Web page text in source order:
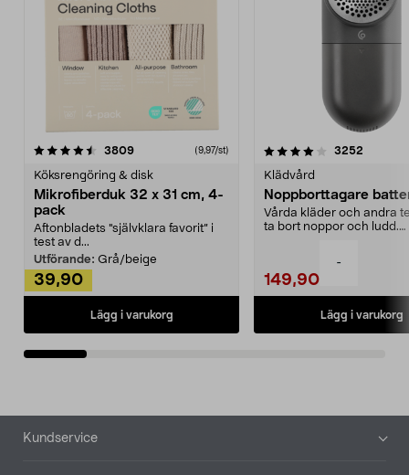
-
3809recensioner (9,97/st)
Köksrengöring & disk
Mikrofiberduk 32 x 31 cm, 4-
pack
Aftonbladets "självklara favorit” i
test av d...
Utförande: Grå/beige
39,90
Lägg i varukorg
4.0av 5 stjärnor 3252
Klädvård
Noppborttagare
Vårda kläder och andra
ta bort noppor och ludd.
149,90
Lägg i varukorg
4.5av 5 stjärnor
Sidfot
Kundservice